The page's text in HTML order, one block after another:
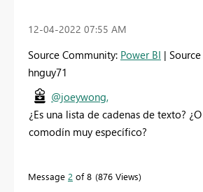
‎12-04-2022 07:55 AM
Source Community: Power BI |
hnguy71
@joeywong,
¿Es una lista de cadenas de texto?
comodín muy específico?
Message 2 of 8 876 Views